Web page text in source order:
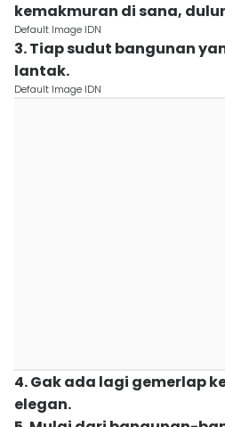
kemakmuran di sana,
Default Image IDN
3. Tiap sudut bangunan
lantak.
Default Image IDN
4. Gak ada lagi gemerlap
elegan.